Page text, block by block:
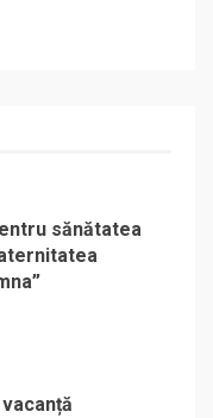
sănătatea